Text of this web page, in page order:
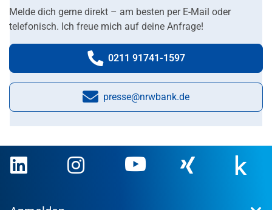
Melde dich gerne direkt – am besten per E-Mail oder
telefonisch. Ich freue mich auf deine Anfrage!
Telefonnummer:
0211 91741-1597
E-Mail:
presse@nrwbank.de